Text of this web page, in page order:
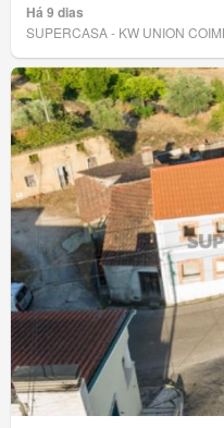
Há 9 dias
SUPERCASA - KW UNION